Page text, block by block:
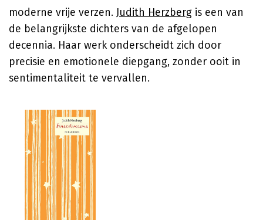
moderne vrije verzen. Judith Herzberg is een van
de belangrijkste dichters van de afgelopen
decennia. Haar werk onderscheidt zich door
precisie en emotionele diepgang, zonder ooit in
sentimentaliteit te vervallen.